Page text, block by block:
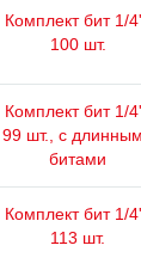
Комплект бит 1/
100 шт.
Комплект бит 1/
99 шт., с
битами
Комплект бит 1/
113 шт.